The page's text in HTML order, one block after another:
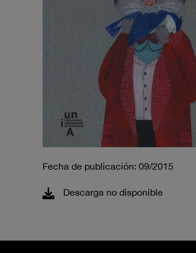
Fecha de publicación: 09/2015
Descarga no disponible